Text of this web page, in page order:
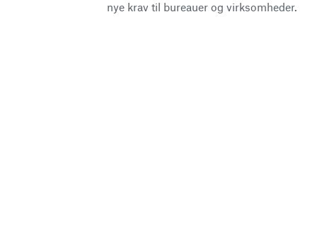
nye krav til bureauer og virksomheder.